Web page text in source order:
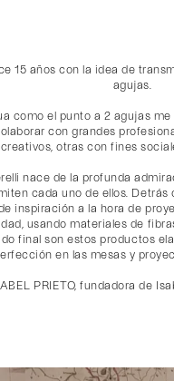
15 años con la idea de
agujas.
como el punto a 2 agujas
con grandes
otras con fines
nace de la profunda
cada uno de ellos.
inspiración a la hora de
usando materiales de
final son estos productos
en las mesas y
PRIETO, fundadora de